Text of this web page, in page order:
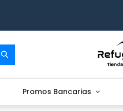
Promos Bancarias